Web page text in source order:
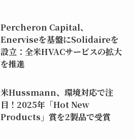
Percheron Capital、
Enerviseを基盤にSolidaireを
設立：全米HVACサービスの拡大
を推進
米Hussmann、環境対応で注
目！2025年「Hot New
Products」賞を2製品で受賞